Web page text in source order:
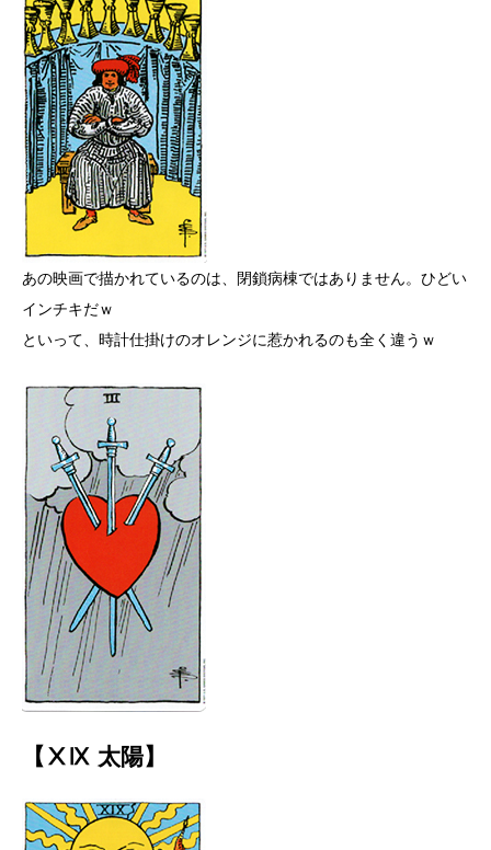
あの映画で描かれているのは、閉鎖病棟ではありません。ひどい
インチキだｗ
といって、時計仕掛けのオレンジに惹かれるのも全く違うｗ
【ⅩⅨ 太陽】